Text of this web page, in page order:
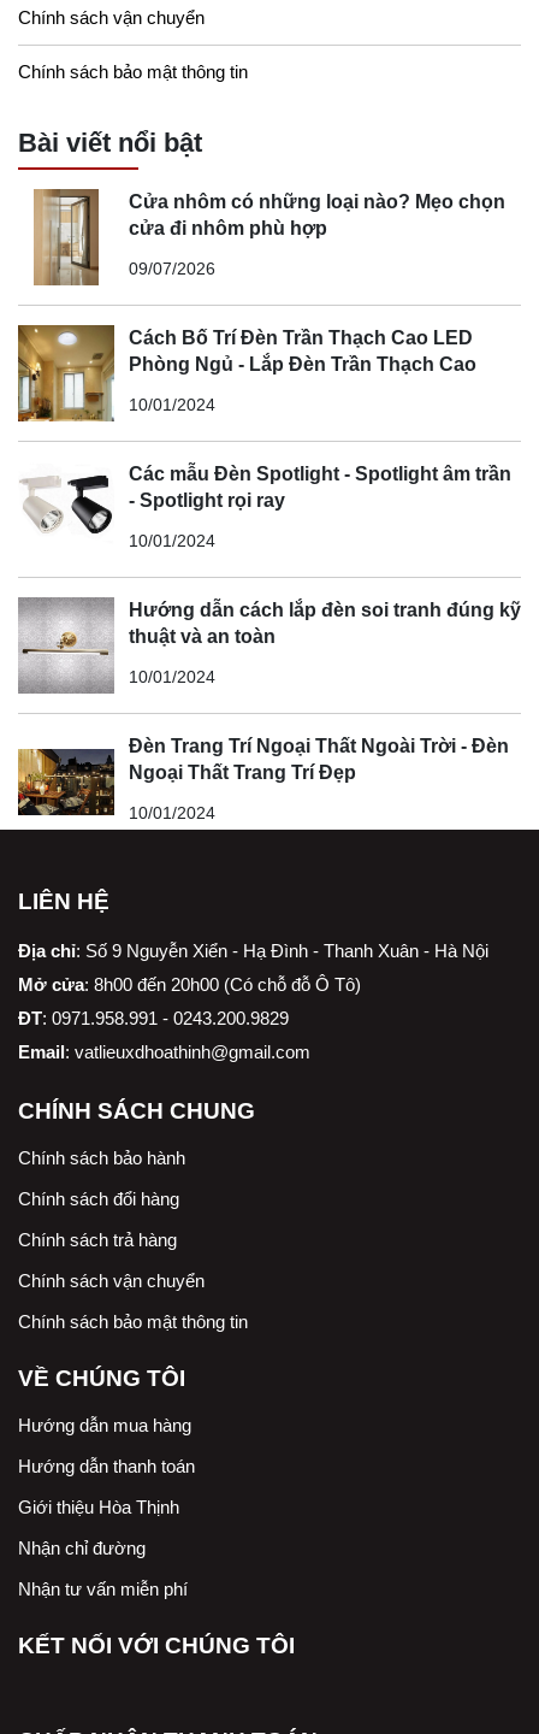
Chính sách vận chuyển
Chính sách bảo mật thông tin
Bài viết nổi bật
Cửa nhôm có những loại nào? Mẹo chọn
cửa đi nhôm phù hợp
09/07/2026
Cách Bố Trí Đèn Trần Thạch Cao LED
Phòng Ngủ - Lắp Đèn Trần Thạch Cao
10/01/2024
Các mẫu Đèn Spotlight - Spotlight âm trần
- Spotlight rọi ray
10/01/2024
Hướng dẫn cách lắp đèn soi tranh đúng kỹ
thuật và an toàn
10/01/2024
Đèn Trang Trí Ngoại Thất Ngoài Trời - Đèn
Ngoại Thất Trang Trí Đẹp
10/01/2024
LIÊN HỆ
Địa chỉ: Số 9 Nguyễn Xiển - Hạ Đình - Thanh Xuân - Hà Nội
Mở cửa: 8h00 đến 20h00 (Có chỗ đỗ Ô Tô)
ĐT: 0971.958.991 - 0243.200.9829
Email : vatlieuxdhoathinh@gmail.com
CHÍNH SÁCH CHUNG
Chính sách bảo hành
Chính sách đổi hàng
Chính sách trả hàng
Chính sách vận chuyển
Chính sách bảo mật thông tin
VỀ CHÚNG TÔI
Hướng dẫn mua hàng
Hướng dẫn thanh toán
Giới thiệu Hòa Thịnh
Nhận chỉ đường
Nhận tư vấn miễn phí
KẾT NỐI VỚI CHÚNG TÔI